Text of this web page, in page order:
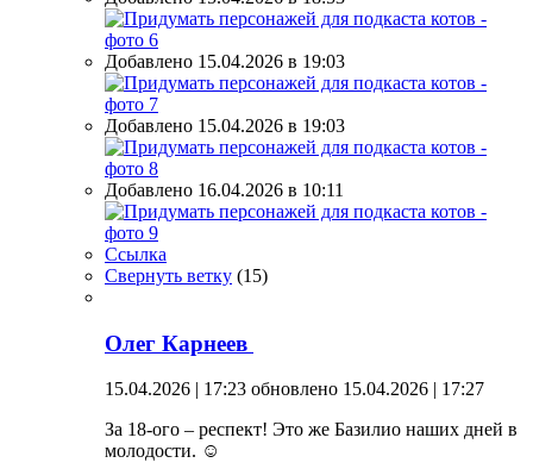
Добавлено 15.04.2026 в 19:03
Добавлено 15.04.2026 в 19:03
Добавлено 16.04.2026 в 10:11
Ссылка
Свернуть ветку (15)
Олег Карнеев
15.04.2026 | 17:23 обновлено 15.04.2026 | 17:27
За 18-ого – респект! Это же Базилио наших дней в
молодости. ☺